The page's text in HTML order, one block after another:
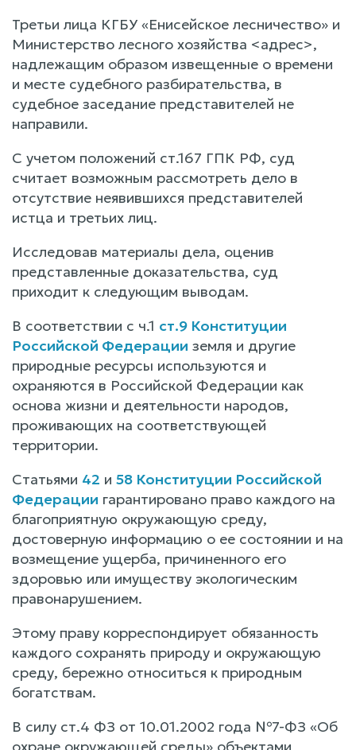
Третьи лица КГБУ «Енисейское лесничество» и
Министерство лесного хозяйства <адрес>,
надлежащим образом извещенные о времени
и месте судебного разбирательства, в
судебное заседание представителей не
направили.
С учетом положений ст.167 ГПК РФ, суд
считает возможным рассмотреть дело в
отсутствие неявившихся представителей
истца и третьих лиц.
Исследовав материалы дела, оценив
представленные доказательства, суд
приходит к следующим выводам.
В соответствии с ч.1 ст.9 Конституции
Российской Федерации земля и другие
природные ресурсы используются и
охраняются в Российской Федерации как
основа жизни и деятельности народов,
проживающих на соответствующей
территории.
Статьями 42 и 58 Конституции Российской
Федерации гарантировано право каждого на
благоприятную окружающую среду,
достоверную информацию о ее состоянии и на
возмещение ущерба, причиненного его
здоровью или имуществу экологическим
правонарушением.
Этому праву корреспондирует обязанность
каждого сохранять природу и окружающую
среду, бережно относиться к природным
богатствам.
В силу ст.4 ФЗ от 10.01.2002 года №7-ФЗ «Об
охране окружающей среды» объектами